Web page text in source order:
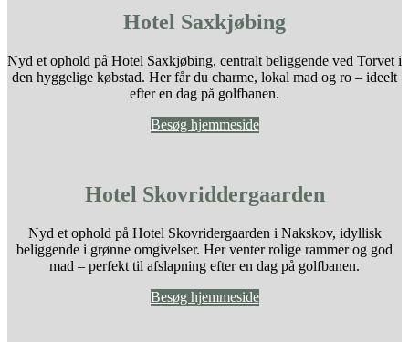
Hotel Saxkjøbing
Nyd et ophold på Hotel Saxkjøbing, centralt beliggende ved Torvet i
den hyggelige købstad. Her får du charme, lokal mad og ro – ideelt
efter en dag på golfbanen.
Besøg hjemmeside
Hotel Skovriddergaarden
Nyd et ophold på Hotel Skovridergaarden i Nakskov, idyllisk
beliggende i grønne omgivelser. Her venter rolige rammer og god
mad – perfekt til afslapning efter en dag på golfbanen.
Besøg hjemmeside